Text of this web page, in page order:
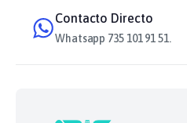
Contacto Directo
Whatsapp 735 101 91 51.